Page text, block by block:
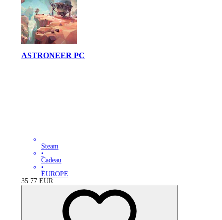
ASTRONEER PC
Steam
•
Cadeau
•
EUROPE
35.77 EUR